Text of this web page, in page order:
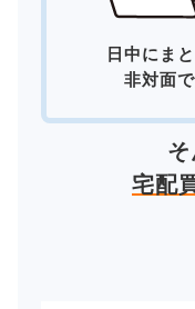
日中にま
非対面
宅配